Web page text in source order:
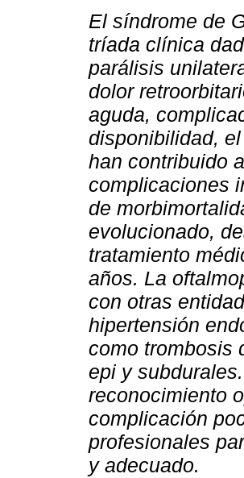
El síndrome de
tríada clínica
parálisis
dolor
aguda,
disponibilidad,
han contribuido
complicaciones
de
evolucionado,
tratamiento
años. La
con otras
hipertensión
como trombosis
epi y
reconocimiento
complicación
profesionales
y adecuado.